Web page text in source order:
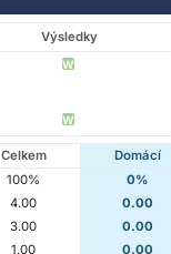
Výsledky
W
W
Celkem Domácí
100% 0%
4.00 0.00
3.00 0.00
1.00 0.00